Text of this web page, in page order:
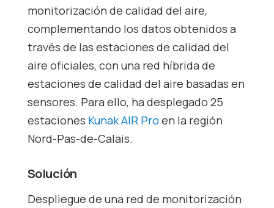
monitorización de calidad del aire,
complementando los datos obtenidos a
través de las estaciones de calidad del
aire oficiales, con una red híbrida de
estaciones de calidad del aire basadas en
sensores. Para ello, ha desplegado 25
estaciones Kunak AIR Pro en la región
Nord-Pas-de-Calais.
Solución
Despliegue de una red de monitorización